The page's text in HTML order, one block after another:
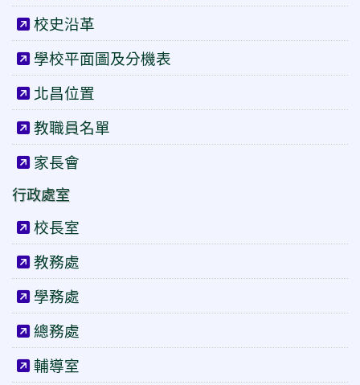
校史沿革
學校平面圖及分機表
北昌位置
教職員名單
家長會
行政處室
校長室
教務處
學務處
總務處
輔導室